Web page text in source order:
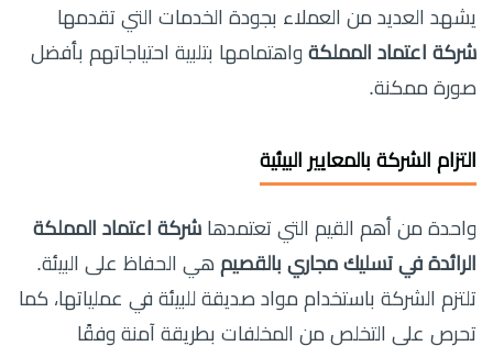
يشهد العديد من العملاء بجودة الخدمات التي تقدمها
شركة اعتماد المملكة واهتمامها بتلبية احتياجاتهم بأفضل
صورة ممكنة.
التزام الشركة بالمعايير البيئية
واحدة من أهم القيم التي تعتمدها شركة اعتماد المملكة
الرائدة في تسليك مجاري بالقصيم هي الحفاظ على البيئة.
تلتزم الشركة باستخدام مواد صديقة للبيئة في عملياتها، كما
تحرص على التخلص من المخلفات بطريقة آمنة وفقًا